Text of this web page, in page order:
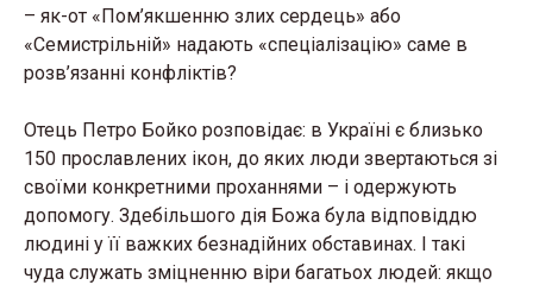
– як-от «Пом’якшенню злих сердець» або
«Семистрільній» надають «спеціалізацію» саме в
розв’язанні конфліктів?
Отець Петро Бойко розповідає: в Україні є близько
150 прославлених ікон, до яких люди звертаються зі
своїми конкретними проханнями – і одержують
допомогу. Здебільшого дія Божа була відповіддю
людині у її важких безнадійних обставинах. І такі
чуда служать зміцненню віри багатьох людей: якщо